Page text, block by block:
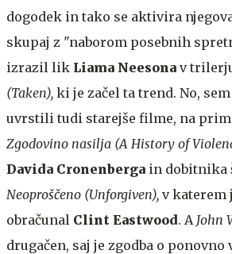
dogodek in tako se aktivira
skupaj z "naborom posebnih
izrazil lik Liama Neesona v
(Taken), ki je začel ta trend. No,
uvrstili tudi starejše filme, na
Zgodovino nasilja (A History of
Davida Cronenberga in dobitnika
Neoproščeno (Unforgiven), v katerem
obračunal Clint Eastwood. A John
drugačen, saj je zgodba o